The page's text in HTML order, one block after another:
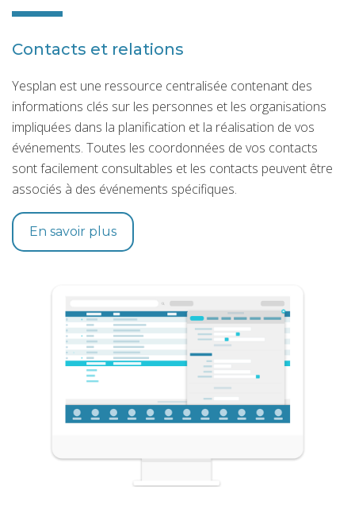
Contacts et relations
Yesplan est une ressource centralisée contenant des
informations clés sur les personnes et les organisations
impliquées dans la planification et la réalisation de vos
événements. Toutes les coordonnées de vos contacts
sont facilement consultables et les contacts peuvent être
associés à des événements spécifiques.
En savoir plus